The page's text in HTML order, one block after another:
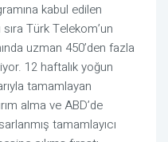
kabul edilen
Türk Telekom’un
uzman 450’den fazla
12 haftalık yoğun
tamamlayan
alma ve ABD’de
tamamlayıcı